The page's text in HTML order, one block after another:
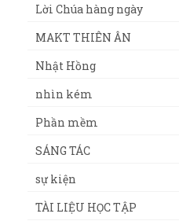
Lời Chúa hàng ngày
MAKT THIÊN ÂN
Nhật Hồng
nhìn kém
Phần mềm
SÁNG TÁC
sự kiện
TÀI LIỆU HỌC TẬP